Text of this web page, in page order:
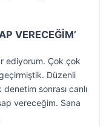
VERECEĞİM’
ediyorum. Çok çok
Düzenli
sonrası canlı
vereceğim. Sana